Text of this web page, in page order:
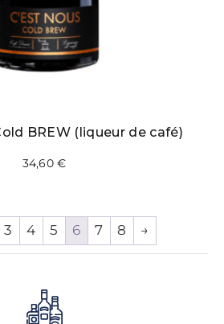
BREW (liqueur de café)
34,60€
3 4 5 6 7 8 →